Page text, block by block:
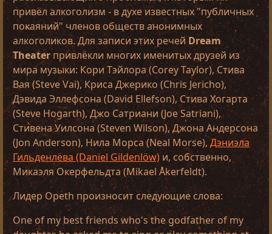
привёл алкоголизм - в духе известных "публичных
покаяний" членов обществ анонимных
алкоголиков. Для записи этих речейDream
Theaterпривлёкли многих именитых друзей из
мира музыки: Кори Тэйлора (Corey Taylor), Стива
Вая (Steve Vai), Криса Джерико (Chris Jericho),
Дэвида Эллефсона (David Ellefson), Стива Хогарта
(Steve Hogarth), Джо Сатриани (Joe Satriani),
Стивена Уилсона (Steven Wilson), Джона Андерсона
(Jon Anderson), Нила Морса (Neal Morse),Дэниэла
Гильденлёва (Daniel Gildenlöw) и, собственно,
Микаэля Окерфельдта (Mikael Åkerfeldt).
Лидер Opeth произносит следующие слова:
One of my best friends who's the godfather of my